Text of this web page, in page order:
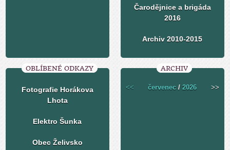
Čarodějnice a brigáda
2016
Archiv 2010-2015
OBLÍBENÉ ODKAZY
Fotografie Horákova
Lhota
Elektro Šunka
Obec Želivsko
ARCHIV
<< červenec /2026 >>